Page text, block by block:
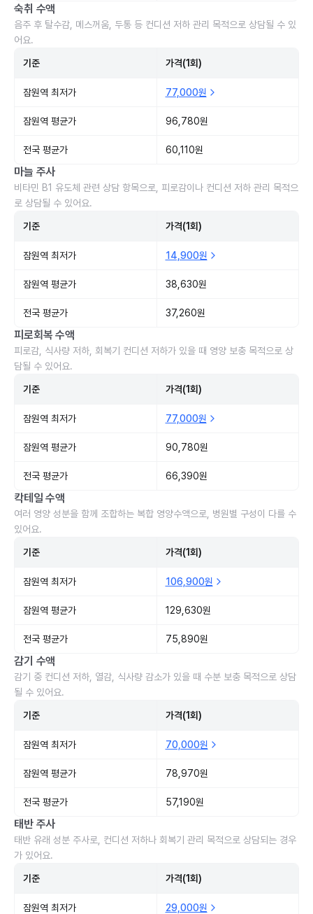
숙취 수액
음주 후 탈수감, 메스꺼움, 두통 등 컨디션 저하 관리 목적으로 상담될 수 있
어요.
기준 가격(1회)
잠원역 최저가 77,000원
잠원역 평균가 96,780원
전국 평균가 60,110원
마늘 주사
비타민 B1 유도체 관련 상담 항목으로, 피로감이나 컨디션 저하 관리 목적으
로 상담될 수 있어요.
기준 가격(1회)
잠원역 최저가 14,900원
잠원역 평균가 38,630원
전국 평균가 37,260원
피로회복 수액
피로감, 식사량 저하, 회복기 컨디션 저하가 있을 때 영양 보충 목적으로 상
담될 수 있어요.
기준 가격(1회)
잠원역 최저가 77,000원
잠원역 평균가 90,780원
전국 평균가 66,390원
칵테일 수액
여러 영양 성분을 함께 조합하는 복합 영양수액으로, 병원별 구성이 다를 수
있어요.
기준 가격(1회)
잠원역 최저가 106,900원
잠원역 평균가 129,630원
전국 평균가 75,890원
감기 수액
감기 중 컨디션 저하, 열감, 식사량 감소가 있을 때 수분 보충 목적으로 상담
될 수 있어요.
기준 가격(1회)
잠원역 최저가 70,000원
잠원역 평균가 78,970원
전국 평균가 57,190원
태반 주사
태반 유래 성분 주사로, 컨디션 저하나 회복기 관리 목적으로 상담되는 경우
가 있어요.
기준 가격(1회)
잠원역 최저가 29,000원